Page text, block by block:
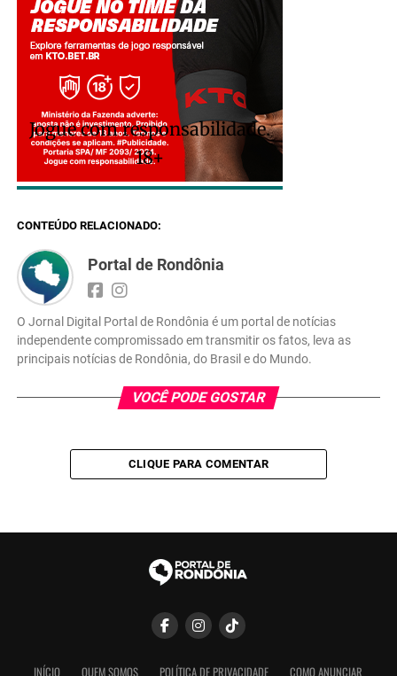
Jogue com responsabilidade.
18+
CONTEÚDO RELACIONADO:
Portal de Rondônia
O Jornal Digital Portal de Rondônia é um portal de notícias
independente compromissado em transmitir os fatos, leva as
principais notícias de Rondônia, do Brasil e do Mundo.
VOCÊ PODE GOSTAR
CLIQUE PARA COMENTAR
INÍCIO QUEM SOMOS POLÍTICA DE PRIVACIDADE COMO ANUNCIAR